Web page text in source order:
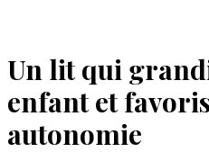
Un lit qui
enfant et
autonomie